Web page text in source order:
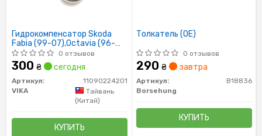
Гидрокомпенсатор Skoda
Fabia (99-07),Octavia (96-
07)/VW Passat (96-05)
(11090224
0 отзывов
300 ₴ сегодня
Артикул:
11090224201
VIKA
Тайвань
(Китай)
КУПИТЬ
Толкатель (OE)
0 отзывов
290 ₴ завтра
Артикул:
B18836
Borsehung
КУПИТЬ